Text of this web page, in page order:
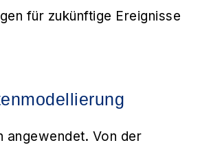
für zukünftige Ereignisse
angewendet. Von der